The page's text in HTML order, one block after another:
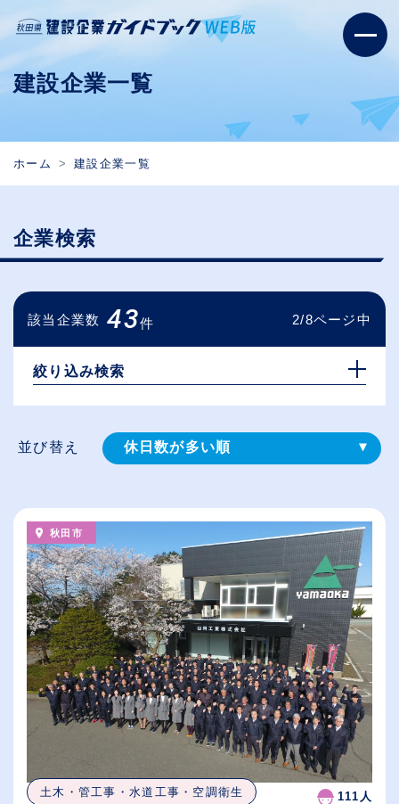
建設企業一覧
ホーム 建設企業一覧
企業検索
該当企業数 43件 2/8ページ中
絞り込み検索
並び替え 休日数が多い順
（⾼卒の給与を基準）
従業員が多い順
秋田市
土木・管工事・水道工事・空調衛生 111人